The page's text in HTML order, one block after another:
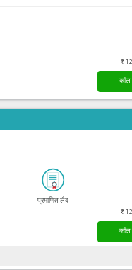
₹
कॉल
प्रमाणित लैब
₹
कॉल